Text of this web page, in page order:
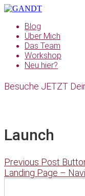
Blog
Über Mich
Das Team
Workshop
Neu hier?
Besuche JETZT
Launch
Previous Post
Landing Page –